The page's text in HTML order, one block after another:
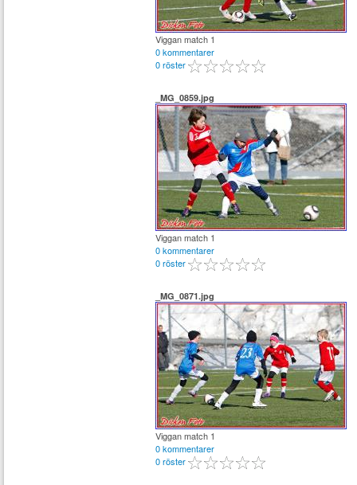
Viggan match 1
0 kommentarer
0 röster
_MG_0859.jpg
Viggan match 1
0 kommentarer
0 röster
_MG_0871.jpg
Viggan match 1
0 kommentarer
0 röster